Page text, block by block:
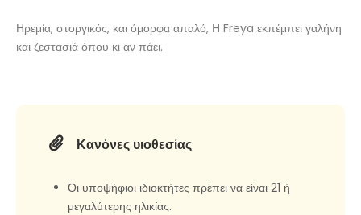
Ηρεμία, στοργικός, και όμορφα απαλό, Η Freya εκπέμπει γαλήνη
και ζεστασιά όπου κι αν πάει.
Κανόνες υιοθεσίας
Οι υποψήφιοι ιδιοκτήτες πρέπει να είναι 21 ή
μεγαλύτερης ηλικίας.